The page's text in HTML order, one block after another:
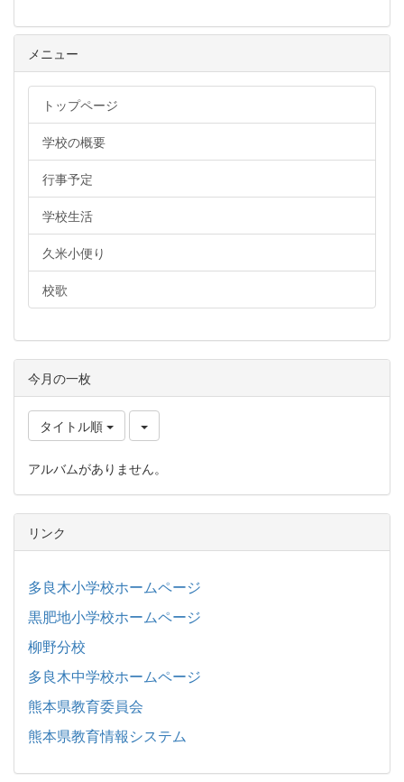
メニュー
トップページ
学校の概要
行事予定
学校生活
久米小便り
校歌
今月の一枚
タイトル順
アルバムがありません。
リンク
多良木小学校ホームページ
黒肥地小学校ホームページ
柳野分校
多良木中学校ホームページ
熊本県教育委員会
熊本県教育情報システム